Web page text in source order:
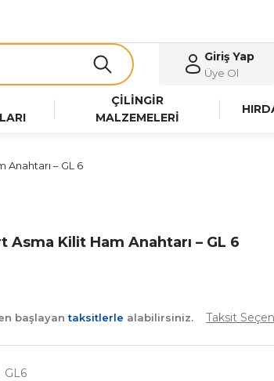
Giriş Yap
Üye Ol
ÇİLİNGİR
MALZEMELERİ
Anahtarı – GL 6
Asma Kilit Ham Anahtarı – GL 6
başlayantaksitlerle alabilirsiniz. Taksit
GL6